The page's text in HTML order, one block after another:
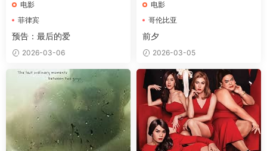
电影
菲律宾
预告：最后的爱
2026-03-06
电影
哥伦比亚
前夕
2026-03-05